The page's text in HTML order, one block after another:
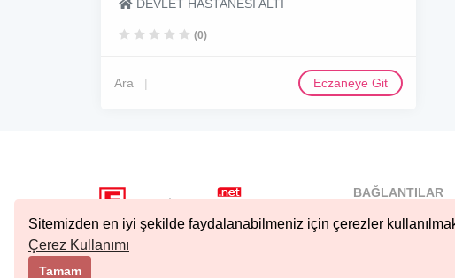
Sitemizden en iyi şekilde faydalanabilmeniz için çerezler
Çerez Kullanımı
Tamam
DEVLET HASTANESİ ALTI
(0)
Ara Eczaneye Git
Copyright © 2023 Tüm Hakları Saklıdır.
BAĞLANTILAR
Nöbetçi...